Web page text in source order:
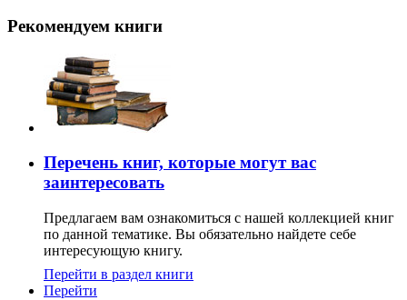
Рекомендуем книги
Перечень книг, которые могут вас
заинтересовать
Предлагаем вам ознакомиться с нашей коллекцией книг
по данной тематике. Вы обязательно найдете себе
интересующую книгу.
Перейти в раздел книги
Перейти